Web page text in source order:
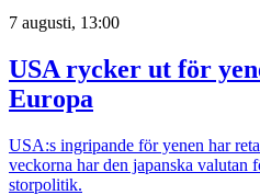
7 augusti, 13:00
USA rycker ut för
Europa
USA:s ingripande för yenen har
veckorna har den japanska valutan
storpolitik.